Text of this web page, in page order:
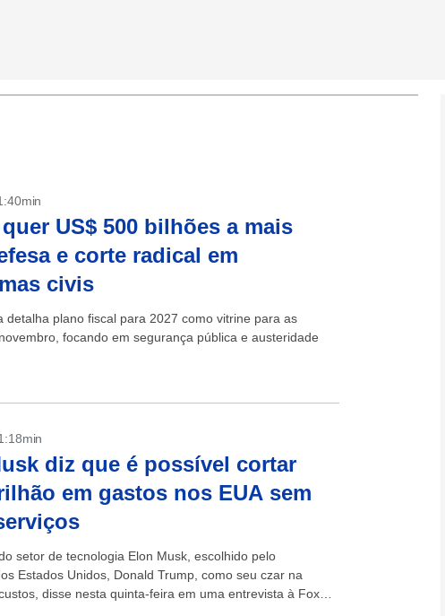
US$ 500 bilhões a mais
e corte radical em
civis
detalha plano fiscal para 2027 como vitrine para as
focando em segurança pública e austeridade
diz que é possível cortar
em gastos nos EUA sem
setor de tecnologia Elon Musk, escolhido pelo
Estados Unidos, Donald Trump, como seu czar na
disse nesta quinta-feira em uma entrevista à Fox